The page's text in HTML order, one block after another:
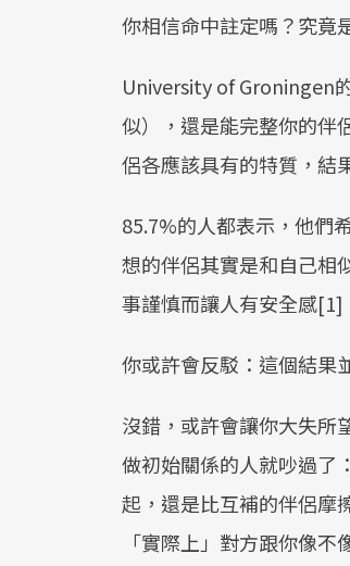
你相信命中註定嗎？究竟
University of Groningen
似），還是能完整你的伴
侶各應該具有的特質，結
85.7%的人都表示，他們
想的伴侶其實是和自己相
事謹慎而讓人有安全感[1]
你或許會反駁：這個結果
沒錯，或許會讓你大失所
做初始關係的人就吵過了
起，還是比互補的伴侶摩
「實際上」對方跟你像